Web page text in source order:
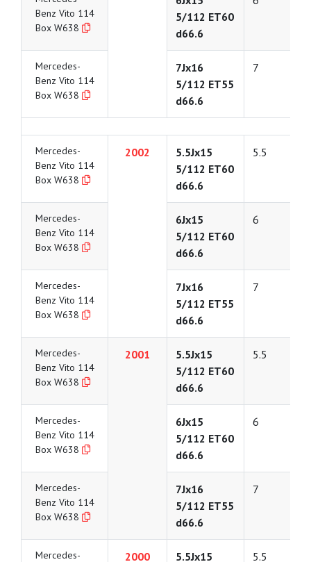
Benz Vito 114
Box W638
5/112 ET60
d66.6
Mercedes-
Benz Vito 114
Box W638
7Jx16
5/112 ET55
d66.6
7
Mercedes-
Benz Vito 114
Box W638
2002
5.5Jx15
5/112 ET60
d66.6
5.5
Mercedes-
Benz Vito 114
Box W638
6Jx15
5/112 ET60
d66.6
6
Mercedes-
Benz Vito 114
Box W638
7Jx16
5/112 ET55
d66.6
7
Mercedes-
Benz Vito 114
Box W638
2001
5.5Jx15
5/112 ET60
d66.6
5.5
Mercedes-
Benz Vito 114
Box W638
6Jx15
5/112 ET60
d66.6
6
Mercedes-
Benz Vito 114
Box W638
7Jx16
5/112 ET55
d66.6
7
Mercedes- 2000 5.5Jx15 5.5